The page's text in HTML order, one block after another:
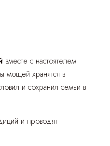
вместе с настоятелем
мощей хранятся в
и сохранил семьи в
и проводят